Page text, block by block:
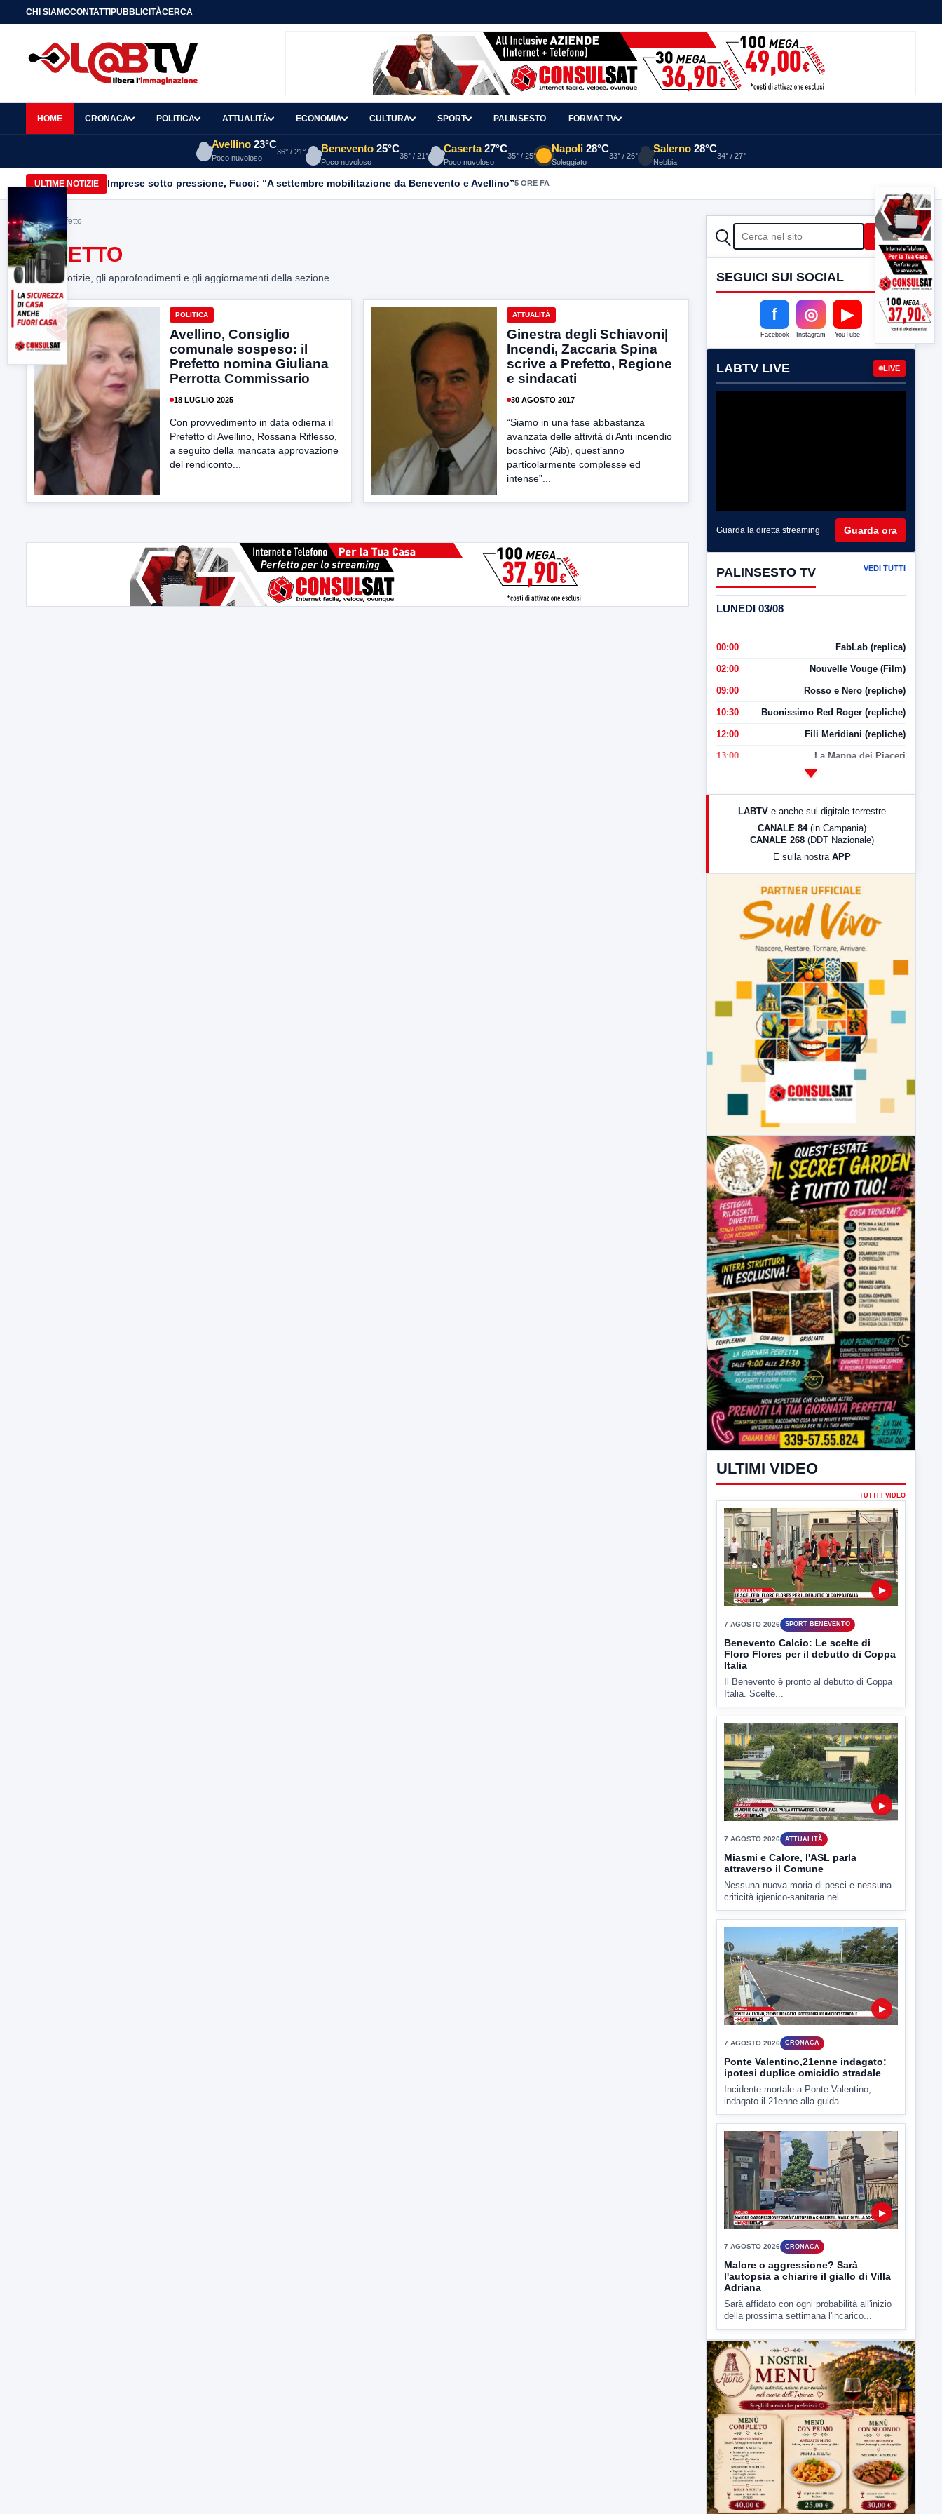
CHI SIAMOCONTATTIPUBBLICITÀCERCA
HOME CRONACA POLITICA ATTUALITÀ ECONOMIA CULTURA SPORT PALINSESTO FORMAT TV
Avellino 23°C
Poco nuvoloso
36° / 21° Benevento 25°C
Poco nuvoloso
38° / 21°
Caserta 27°C
Poco nuvoloso
35° / 25°
Napoli 28°C
Soleggiato
33° / 26°
Salerno 28°C
Nebbia
34° / 27°
ULTIME NOTIZIE Imprese sotto pressione, Fucci: “A settembre mobilitazione da Benevento e Avellino”5 ORE FA
Home> prfetto
PRFETTO
Tutte le notizie, gli approfondimenti e gli aggiornamenti della sezione.
POLITICA
Avellino, Consiglio
comunale sospeso: il
Prefetto nomina Giuliana
Perrotta Commissario
18 LUGLIO 2025
Con provvedimento in data odierna il
Prefetto di Avellino, Rossana Riflesso,
a seguito della mancata approvazione
del rendiconto...
ATTUALITÀ
Ginestra degli Schiavoni|
Incendi, Zaccaria Spina
scrive a Prefetto, Regione
e sindacati
30 AGOSTO 2017
“Siamo in una fase abbastanza
avanzata delle attività di Anti incendio
boschivo (Aib), quest’anno
particolarmente complesse ed
intense”...
CERCA Cerca
SEGUICI SUI SOCIAL
f
Facebook
◎
Instagram
▶
YouTube
LABTV LIVE LIVE
Guarda la diretta streaming Guarda ora
PALINSESTO TV VEDI TUTTI
LUNEDI 03/08
00:00 FabLab (replica)
02:00 Nouvelle Vouge (Film)
09:00 Rosso e Nero (repliche)
10:30 Buonissimo Red Roger (repliche)
12:00 Fili Meridiani (repliche)
13:00 La Mappa dei Piaceri
LabNews (Diretta)
LabNews (replica)
LABTV e anche sul digitale terrestre
CANALE 84 (in Campania)
CANALE 268 (DDT Nazionale)
E sulla nostra APP
ULTIMI VIDEO
TUTTI I VIDEO
▶
Benevento Calcio: Le scelte di
Floro Flores per il debutto di Coppa
Italia
Il Benevento è pronto al debutto di Coppa
Italia. Scelte...
7 AGOSTO 2026 ATTUALITÀ
Miasmi e Calore, l'ASL parla
attraverso il Comune
Nessuna nuova moria di pesci e nessuna
criticità igienico-sanitaria nel...
7 AGOSTO 2026 CRONACA
Ponte Valentino,21enne indagato:
ipotesi duplice omicidio stradale
Incidente mortale a Ponte Valentino,
indagato il 21enne alla guida...
▶
Malore o aggressione? Sarà
l'autopsia a chiarire il giallo di Villa
Adriana
Sarà affidato con ogni probabilità all'inizio
della prossima settimana l'incarico...